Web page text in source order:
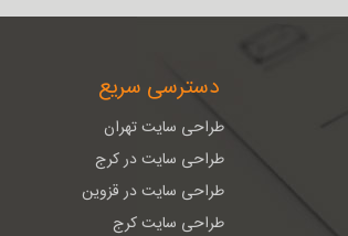
دسترسی سریع
طراحی سایت تهران
طراحی سایت در کرج
طراحی سایت در قزوین
طراحی سایت کرج